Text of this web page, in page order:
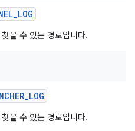
_LOG
을 수 있는 경로입니다.
_LOG
을 수 있는 경로입니다.